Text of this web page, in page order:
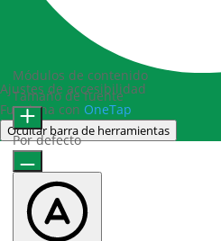
Ajustes de accesibilidad
Funciona con OneTap
Ocultar barra de herramientas
Módulos de contenido
Tamaño de fuente
Por defecto